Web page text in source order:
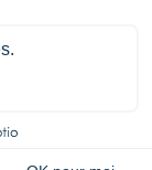
legalas